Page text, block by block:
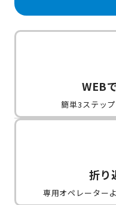
WEB
簡単3ステッ
折り
専用オペレーター